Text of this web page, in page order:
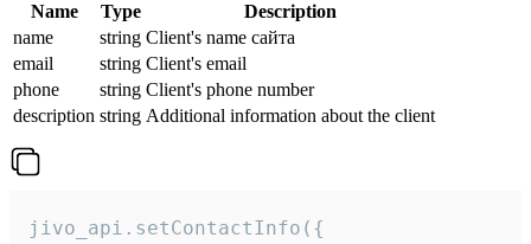
Name Type
Description
name
string Client's name сайта
email
string Client's email
phone
string Client's phone number
description string Additional information about the client
jivo_api.setContactInfo({